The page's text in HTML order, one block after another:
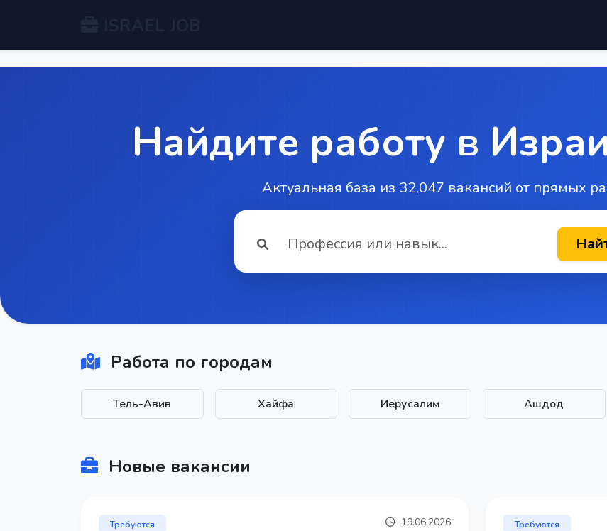
Найдите работу в
Актуальная база из 32,047 вакансий от прямых
Работа по городам
Тель-Авив Хайфа Иерусалим Ашдод
Новые вакансии
Требуются 19.06.2026 Требуются